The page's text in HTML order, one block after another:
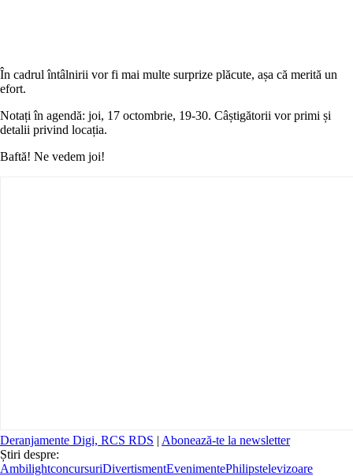
În cadrul întâlnirii vor fi mai multe surprize plăcute, așa că merită un
efort.
Notați în agendă: joi, 17 octombrie, 19-30. Câștigătorii vor primi și
detalii privind locația.
Baftă! Ne vedem joi!
Deranjamente Digi, RCS RDS | Abonează-te la newsletter
Știri despre:
AmbilightconcursuriDivertismentEvenimentePhilipstelevizoare